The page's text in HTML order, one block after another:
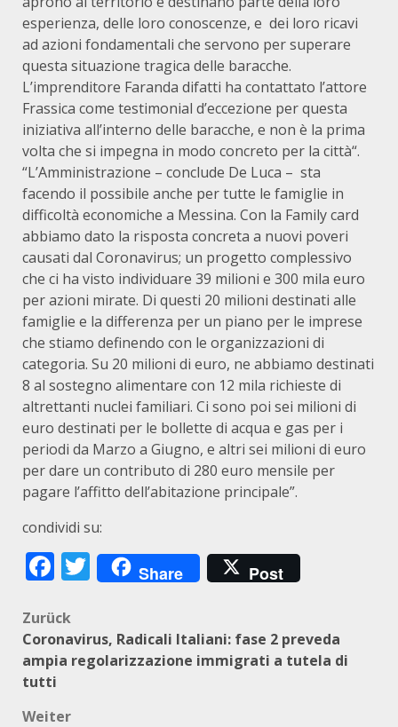
esperienza, delle loro conoscenze, e dei loro ricavi
ad azioni fondamentali che servono per superare
questa situazione tragica delle baracche.
L’imprenditore Faranda difatti ha contattato l’attore
Frassica come testimonial d’eccezione per questa
iniziativa all’interno delle baracche, e non è la prima
volta che si impegna in modo concreto per la città“.
“L’Amministrazione – conclude De Luca – sta
facendo il possibile anche per tutte le famiglie in
difficoltà economiche a Messina. Con la Family card
abbiamo dato la risposta concreta a nuovi poveri
causati dal Coronavirus; un progetto complessivo
che ci ha visto individuare 39 milioni e 300 mila euro
per azioni mirate. Di questi 20 milioni destinati alle
famiglie e la differenza per un piano per le imprese
che stiamo definendo con le organizzazioni di
categoria. Su 20 milioni di euro, ne abbiamo destinati
8 al sostegno alimentare con 12 mila richieste di
altrettanti nuclei familiari. Ci sono poi sei milioni di
euro destinati per le bollette di acqua e gas per i
periodi da Marzo a Giugno, e altri sei milioni di euro
per dare un contributo di 280 euro mensile per
pagare l’affitto dell’abitazione principale”.
condividi su:
Facebook
Twitter
Share Post
Beitragsnavigation
Zurück
Coronavirus, Radicali Italiani: fase 2 preveda
ampia regolarizzazione immigrati a tutela di
tutti
Weiter